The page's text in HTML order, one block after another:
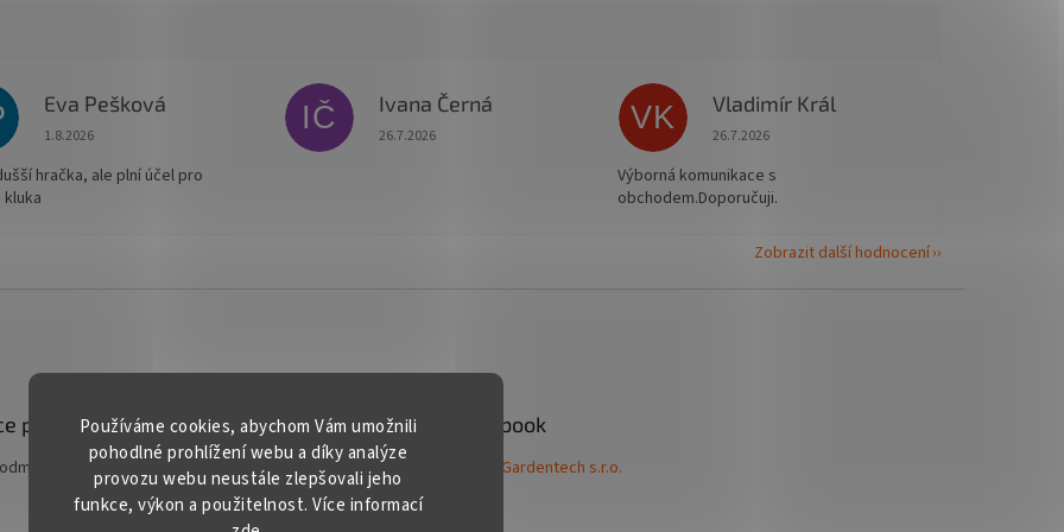
Používáme cookies, abychom Vám umožnili
pohodlné prohlížení webu a díky analýze
provozu webu neustále zlepšovali jeho
funkce, výkon a použitelnost. Více informací
Eva Pešková
Hodnocení obchodu je 5 z 5 hvězdiček.
1.8.2026
hračka, ale plní účel pro
kluka
IČ Ivana Černá
Hodnocení obchodu je 5 z 5 hvězdiček.
26.7.2026
VK Vladimír Král
Hodnocení obchodu je 5 z 5 hvězdiček.
26.7.2026
Výborná komunikace s
obchodem.Doporučuji.
Zobrazit další hodnocení
pro vás Kontakt
prodej@ gardentech.cz
+420 548 531 294
Facebook
Gardentech s.r.o.